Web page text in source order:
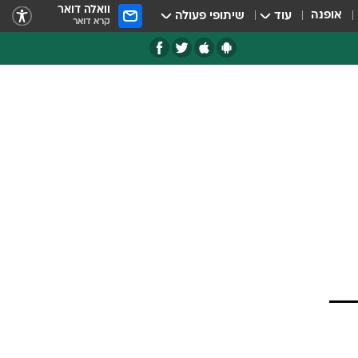
אופנה עוד שיתופי פעולה וואלה דואר
קרא דואר